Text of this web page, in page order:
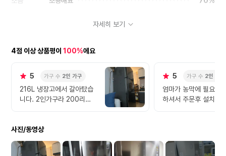
설치경험
만족스러워요
자세히 보기
4점 이상 상품평이 100%에요
5 가구 수 2인 가구
216L 냉장고에서 갈아탔습
니다. 2인가구라 200리터
습니다만. 500리터급으로
갈아탐으로 인해 공간이 매
우 넓어짐을 느꼈고, 식재료
5 가구 수 2인 가구
엄마가 농막에 필요하
하셔서 주문후 설치했
수납도 크고 편해서 샀
앞으로 10년은 거뜬할
사진/동영상